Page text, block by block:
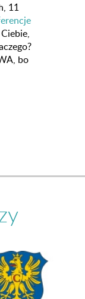
11
bo